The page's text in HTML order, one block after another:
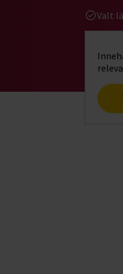
Valt
Gå